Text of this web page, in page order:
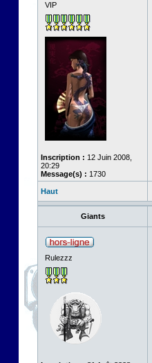
VIP
Inscription : 12 Juin 2008,
20:29
Message(s) : 1730
Haut
Giants
Rulezzz